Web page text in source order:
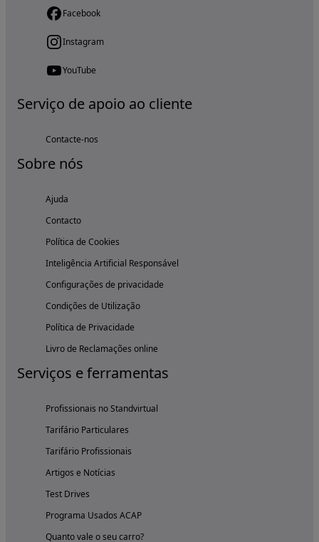
Facebook
Instagram
YouTube
Serviço de apoio ao cliente
Contacte-nos
Sobre nós
Ajuda
Contacto
Política de Cookies
Inteligência Artificial Responsável
Configurações de privacidade
Condições de Utilização
Política de Privacidade
Livro de Reclamações online
Serviços e ferramentas
Profissionais no Standvirtual
Tarifário Particulares
Tarifário Profissionais
Artigos e Notícias
Test Drives
Programa Usados ACAP
Quanto vale o seu carro?